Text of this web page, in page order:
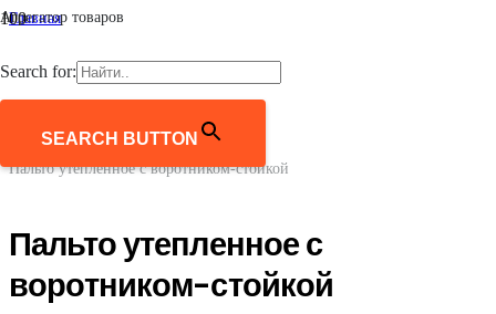
Агрегатор товаров
Search for:
SEARCH BUTTON
Главная
/
Пальто и полупальто
Пальто утепленное с воротником-стойкой
Пальто утепленное с
воротником-стойкой